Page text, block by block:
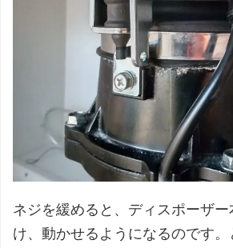
ネジを緩めると、ディスポーザ
け、動かせるようになるのです